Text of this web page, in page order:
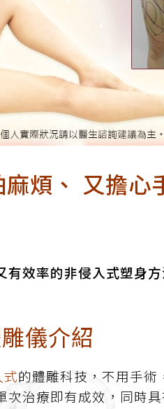
煩、 又擔心
效率的非侵入式塑身方
儀介紹
式的體雕科技，不用手術
次治療即有成效，同時